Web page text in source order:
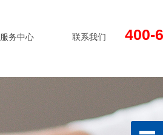
服务中心 联系我们 400-